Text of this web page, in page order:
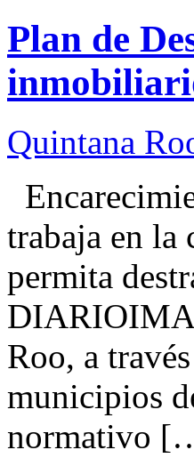
Plan de
Quintana
trabaja en la
permita
Roo, a
municipios
normativo